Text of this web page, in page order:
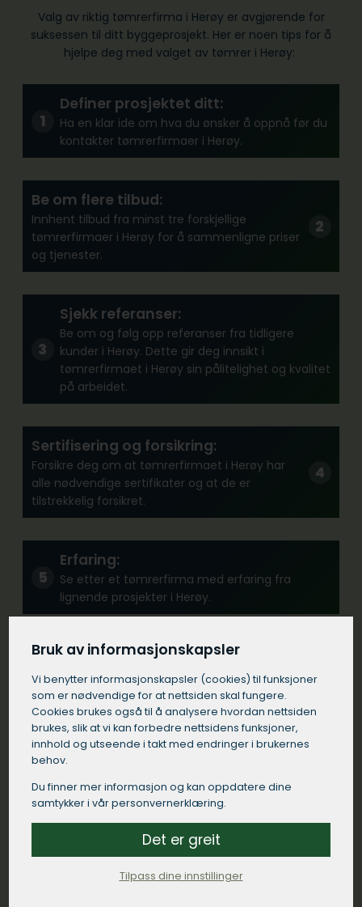
Valg av riktig tømrerfirma i Herøy er avgjørende for
suksessen til ditt byggeprosjekt. Her er noen tips for å
hjelpe deg med valget av tømrer i Herøy:
Definer prosjektet ditt:
Ha en klar ide om hva du ønsker å oppnå før du
kontakter tømrerfirmaer i Herøy.
Be om flere tilbud:
Innhent tilbud fra minst tre forskjellige
tømrerfirmaer i Herøy for å sammenligne priser
og tjenester.
Sjekk referanser:
Be om og følg opp referanser fra tidligere
kunder i Herøy. Dette gir deg innsikt i
tømrerfirmaet i Herøy sin pålitelighet og kvalitet
på arbeidet.
Sertifisering og forsikring:
Forsikre deg om at tømrerfirmaet i Herøy har
alle nødvendige sertifikater og at de er
tilstrekkelig forsikret.
Erfaring:
Se etter et tømrerfirma med erfaring fra
lignende prosjekter i Herøy.
Kommunikasjon:
Velg et tømrerfirma i Herøy som kommuniserer
tydelig og responderer raskt på dine
henvendelser.
Kontrakt:
Sørg for at tømreren i Herøy kommer med en
detaljert skriftlig kontrakt som spesifiserer
arbeidet som skal utføres, materialer som skal
brukes, tidsrammer og betalingsbetingelser.
Bruk av informasjonskapsler
Vi benytter informasjons­kapsler (cookies) til funksjoner
som er nødvendige for at nettsiden skal fungere.
Cookies brukes også til å analysere hvordan nettsiden
brukes, slik at vi kan forbedre nettsidens funksjoner,
innhold og utseende i takt med endringer i brukernes
behov.
Du finner mer informasjon og kan oppdatere dine
samtykker i vår personvernerklæring.
Det er greit
Tilpass dine innstillinger